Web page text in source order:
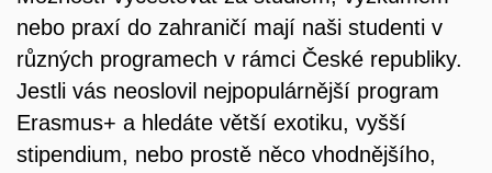
nebo praxí do zahraničí mají naši studenti v
různých programech v rámci České republiky.
Jestli vás neoslovil nejpopulárnější program
Erasmus+ a hledáte větší exotiku, vyšší
stipendium, nebo prostě něco vhodnějšího,